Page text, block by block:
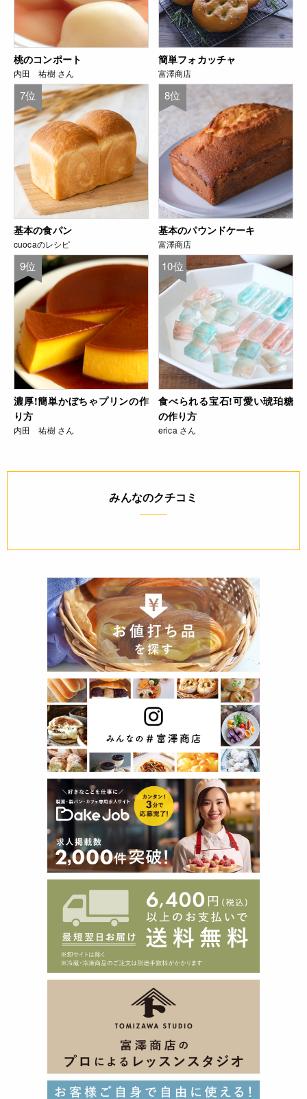
桃のコンポート
内田 祐樹 さん
簡単フォカッチャ
富澤商店
7位
基本の食パン
cuocaのレシピ
8位
基本のパウンドケーキ
富澤商店
9位
濃厚!簡単かぼちゃプリンの作
り方
内田 祐樹 さん
10位
食べられる宝石!可愛い琥珀糖
の作り方
erica さん
みんなのクチコミ